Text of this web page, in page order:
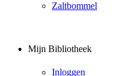
Zaltbommel
Mijn Bibliotheek
Inloggen